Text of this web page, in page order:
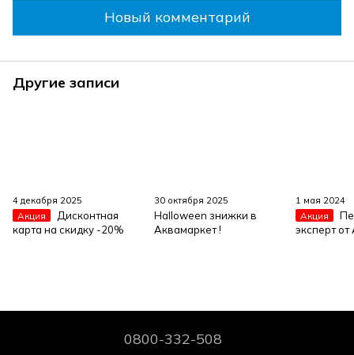
Новый комментарий
Другие записи
4 декабря 2025
Акция
Дисконтная
карта на скидку -20%
30 октября 2025
Halloween знижки в
Аквамаркет !
1 мая 2024
Акция
эксперт
0800-332-508